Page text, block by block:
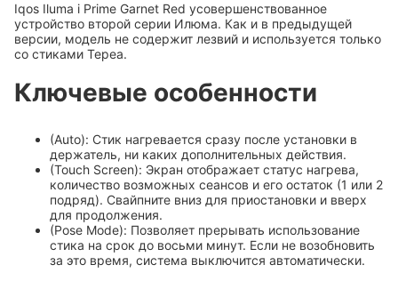
Iqos Iluma i Prime Garnet Red усовершенствованное
устройство второй серии Илюма. Как и в предыдущей
версии, модель не содержит лезвий и используется только
со стиками Тереа.
Ключевые особенности
(Auto): Стик нагревается сразу после установки в
держатель, ни каких дополнительных действия.
(Touch Screen): Экран отображает статус нагрева,
количество возможных сеансов и его остаток (1 или 2
подряд). Свайпните вниз для приостановки и вверх
для продолжения.
(Pose Mode): Позволяет прерывать использование
стика на срок до восьми минут. Если не возобновить
за это время, система выключится автоматически.